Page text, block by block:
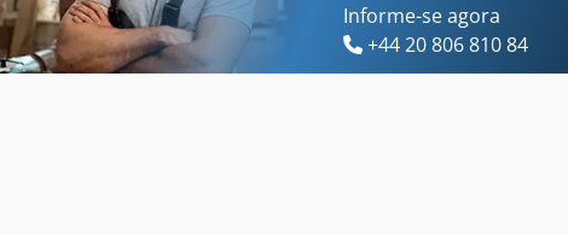
Informe-se agora
+44 20 806 810 84